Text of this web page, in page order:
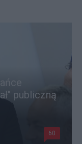
publiczną
60